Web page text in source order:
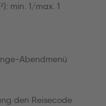
min. 1/max. 1
Abendmenü
den Reisecode